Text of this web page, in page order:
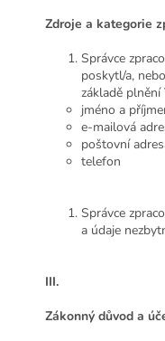
Zdroje a kategorie
Správce
poskytl/a,
základě plnění
jméno a
e-mailová
poštovní
telefon
Správce
a údaje
III.
Zákonný důvod a